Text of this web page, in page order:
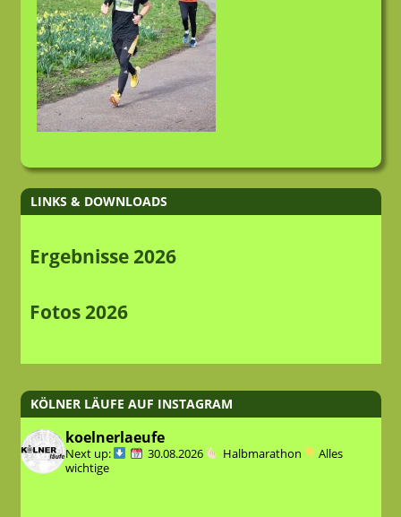
LINKS & DOWNLOADS
Ergebnisse 2026
Fotos 2026
KÖLNER LÄUFE AUF INSTAGRAM
koelnerlaeufe
Next up: 30.08.2026 Halbmarathon
Alles
wichtige